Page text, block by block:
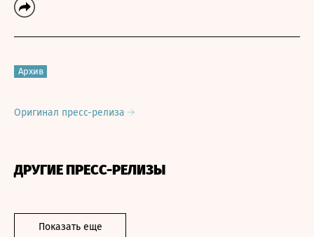
Архив
Оригинал пресс-релиза
ДРУГИЕ ПРЕСС-РЕЛИЗЫ
Показать еще